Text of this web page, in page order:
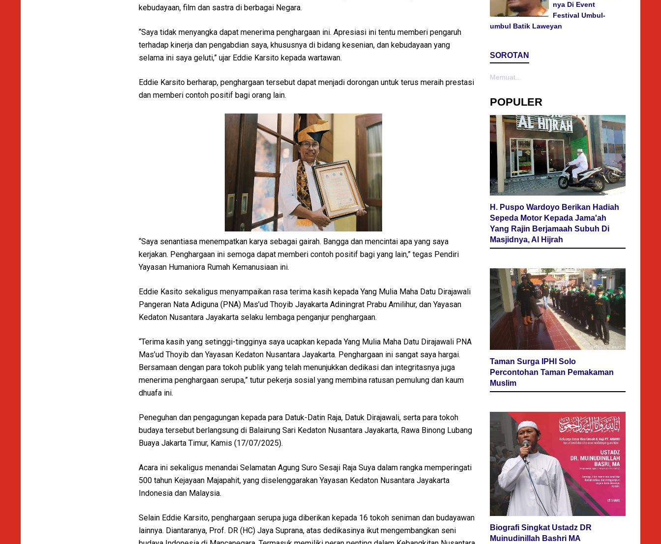
kebudayaan, film dan sastra di berbagai Negara.
“Saya tidak menyangka dapat menerima penghargaan ini. Apresiasi ini tentu memberi pengaruh
terhadap kinerja dan pengabdian saya, khususnya di bidang kesenian, dan kebudayaan yang
selama ini saya geluti,” ujar Eddie Karsito kepada wartawan.
Eddie Karsito berharap, penghargaan tersebut dapat menjadi dorongan untuk terus meraih prestasi
dan memberi contoh positif bagi orang lain.
“Saya senantiasa menempatkan karya sebagai gairah. Bangga dan mencintai apa yang saya
kerjakan. Penghargaan ini semoga dapat memberi contoh positif bagi yang lain,” tegas Pendiri
Yayasan Humaniora Rumah Kemanusiaan ini.
Eddie Kasito sekaligus menyampaikan rasa terima kasih kepada Yang Mulia Maha Datu Dirajawali
Pangeran Nata Adiguna (PNA) Mas’ud Thoyib Jayakarta Adiningrat Prabu Amilihur, dan Yayasan
Kedaton Nusantara Jayakarta selaku lembaga penganjur penghargaan.
“Terima kasih yang setinggi-tingginya saya ucapkan kepada Yang Mulia Maha Datu Dirajawali PNA
Mas’ud Thoyib dan Yayasan Kedaton Nusantara Jayakarta. Penghargaan ini sangat saya hargai.
Bersamaan dengan para tokoh publik yang telah menunjukkan dedikasi dan integritasnya juga
menerima penghargaan serupa,” tutur pekerja sosial yang membina ratusan pemulung dan kaum
dhuafa ini.
Peneguhan dan pengagungan kepada para Datuk-Datin Raja, Datuk Dirajawali, serta para tokoh
budaya tersebut berlangsung di Balairung Sari Kedaton Nusantara Jayakarta, Rawa Binong Lubang
Buaya Jakarta Timur, Kamis (17/07/2025).
Acara ini sekaligus menandai Selamatan Agung Suro Sesaji Raja Suya dalam rangka memperingati
500 tahun Kejayaan Majapahit, yang diselenggarakan Yayasan Kedaton Nusantara Jayakarta
Indonesia dan Malaysia.
Selain Eddie Karsito, penghargaan serupa juga diberikan kepada 16 tokoh seniman dan budayawan
lainnya. Diantaranya, Prof. DR (HC) Jaya Suprana, atas dedikasinya ikut mengembangkan seni
nya Di Event
Festival Umbul-
umbul Batik Laweyan
SOROTAN
Memuat...
POPULER
H. Puspo Wardoyo Berikan Hadiah
Sepeda Motor Kepada Jama'ah
Yang Rajin Berjamaah Subuh Di
Masjidnya, Al Hijrah
Taman Surga IPHI Solo
Percontohan Taman Pemakaman
Muslim
Biografi Singkat Ustadz DR
Muinudinillah Bashri MA